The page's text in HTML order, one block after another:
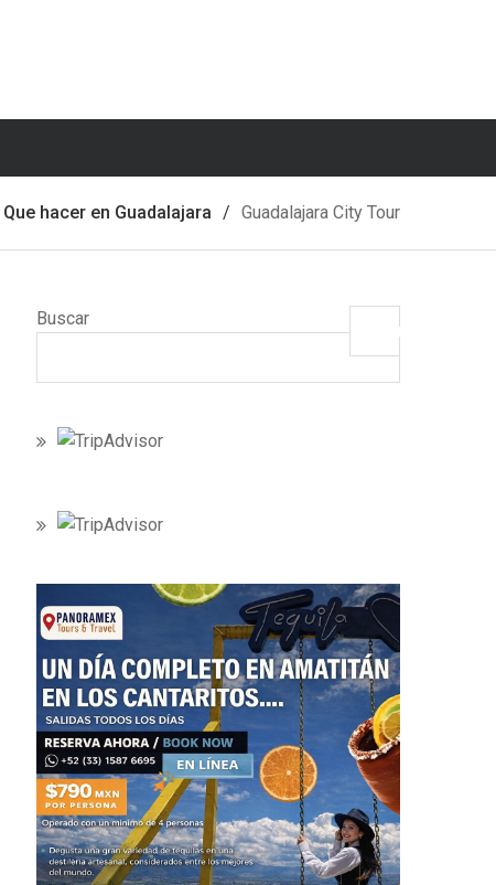
Que hacer en Guadalajara Guadalajara City Tour
Buscar
Buscar